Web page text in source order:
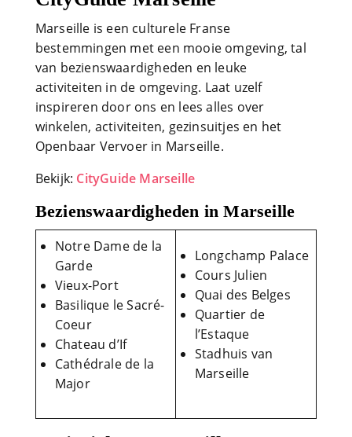
Marseille is een culturele Franse
bestemmingen met een mooie omgeving, tal
van bezienswaardigheden en leuke
activiteiten in de omgeving. Laat uzelf
inspireren door ons en lees alles over
winkelen, activiteiten, gezinsuitjes en het
Openbaar Vervoer in Marseille.
Bekijk: CityGuide Marseille
Bezienswaardigheden in Marseille
Notre Dame de la
Garde
Vieux-Port
Basilique le Sacré-
Coeur
Chateau d’If
Cathédrale de la
Major
Longchamp Palace
Cours Julien
Quai des Belges
Quartier de
l’Estaque
Stadhuis van
Marseille